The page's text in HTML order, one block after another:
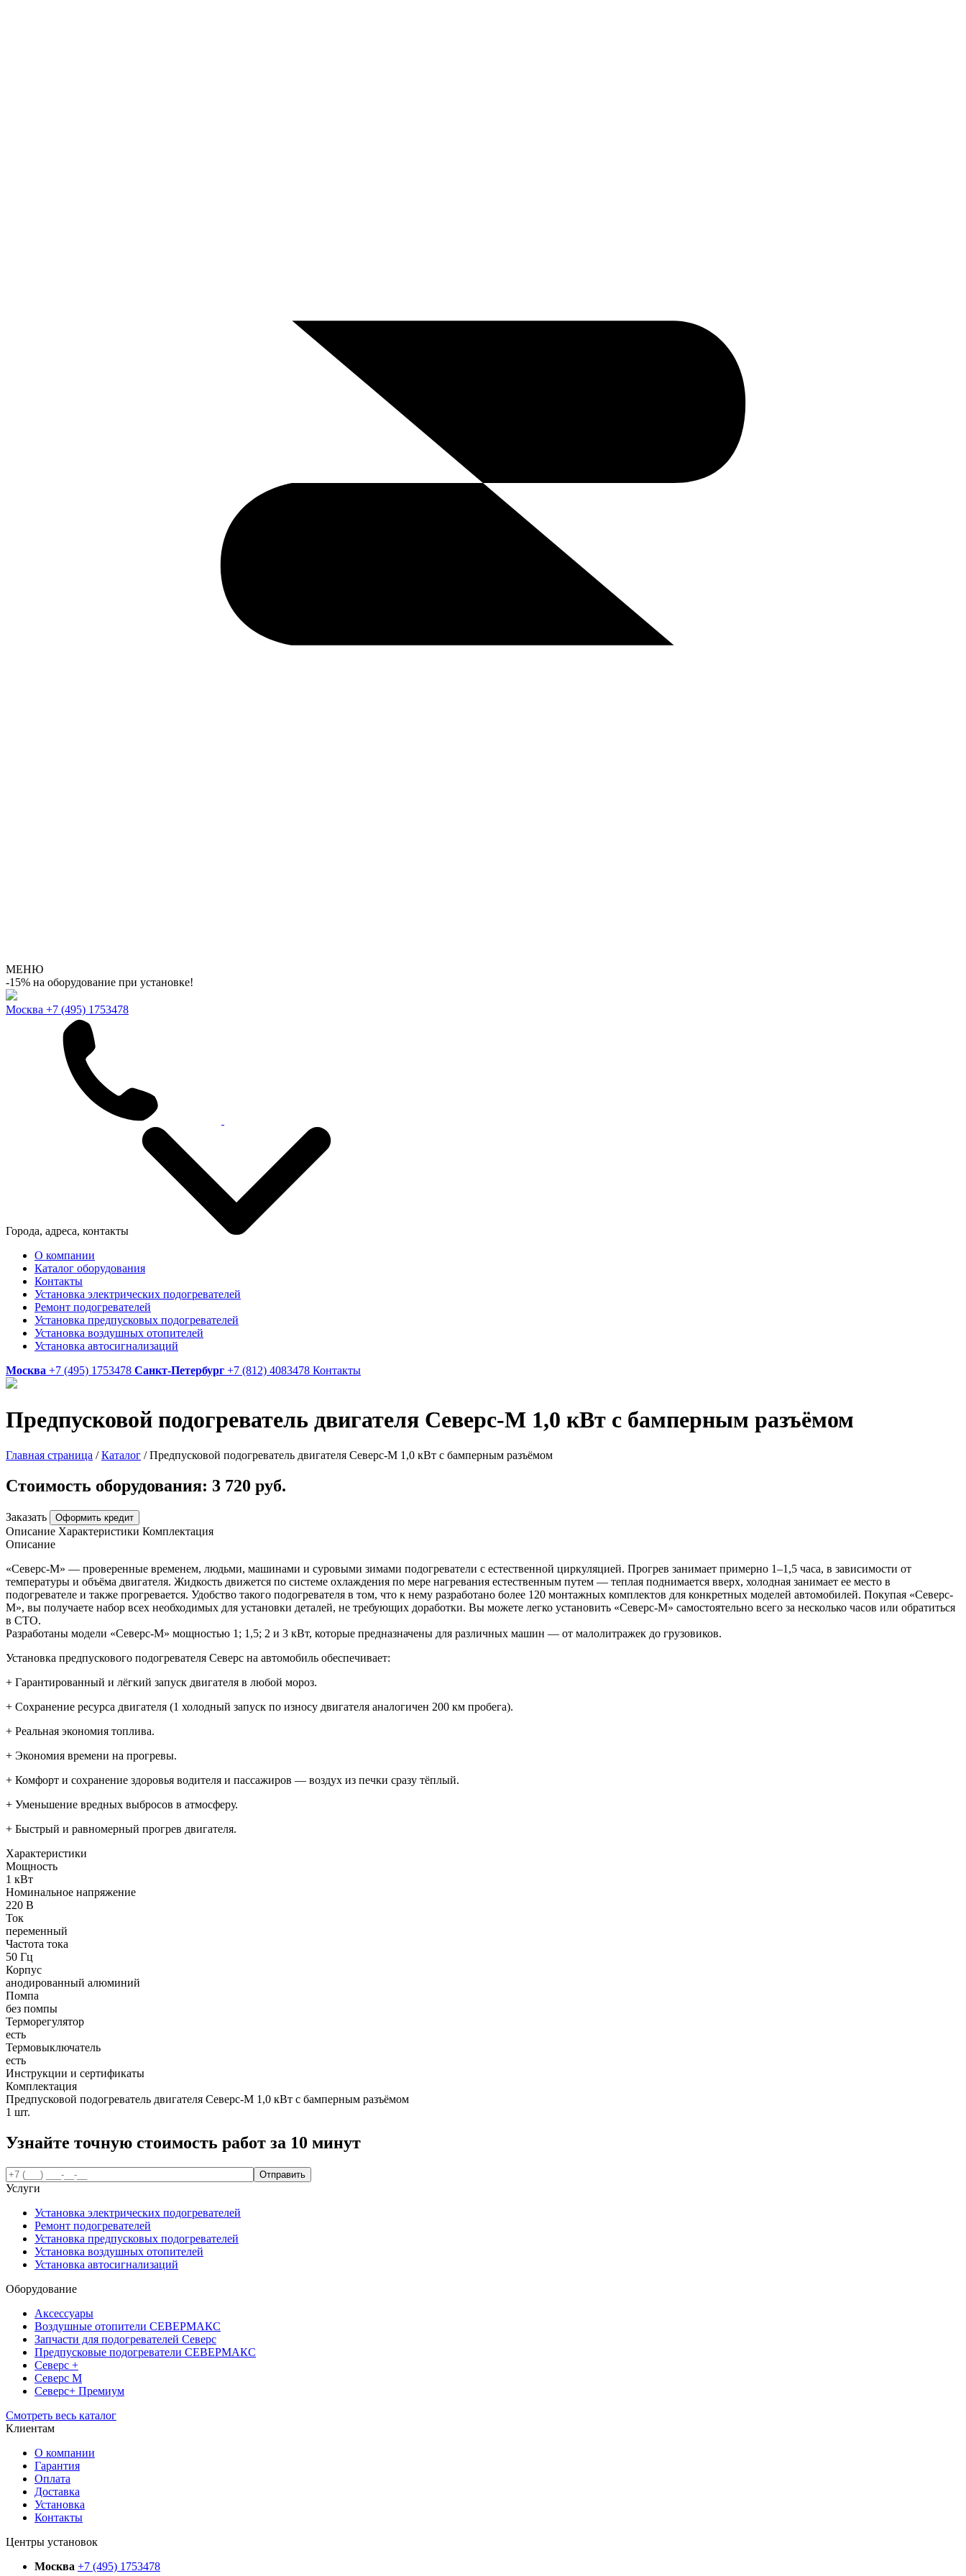
МЕНЮ
-15% на оборудование при установке!
Москва +7 (495) 1753478
Города, адреса, контакты
О компании
Каталог оборудования
Контакты
Установка электрических подогревателей
Ремонт подогревателей
Установка предпусковых подогревателей
Установка воздушных отопителей
Установка автосигнализаций
Москва +7 (495) 1753478 Санкт-Петербург +7 (812) 4083478 Контакты
Предпусковой подогреватель двигателя Северс-М 1,0 кВт с бамперным разъёмом
Главная страница / Каталог / Предпусковой подогреватель двигателя Северс-М 1,0 кВт с бамперным разъёмом
Стоимость оборудования: 3 720 руб.
Заказать Оформить кредит
Описание Характеристики Комплектация
Описание
«Северс-М» — проверенные временем, людьми, машинами и суровыми зимами подогреватели с естественной циркуляцией. Прогрев занимает примерно 1–1,5 часа, в зависимости от
температуры и объёма двигателя. Жидкость движется по системе охлаждения по мере нагревания естественным путем — теплая поднимается вверх, холодная занимает ее место в
подогревателе и также прогревается. Удобство такого подогревателя в том, что к нему разработано более 120 монтажных комплектов для конкретных моделей автомобилей. Покупая «Северс-
М», вы получаете набор всех необходимых для установки деталей, не требующих доработки. Вы можете легко установить «Северс-М» самостоятельно всего за несколько часов или обратиться
в СТО.
Разработаны модели «Северс-М» мощностью 1; 1,5; 2 и 3 кВт, которые предназначены для различных машин — от малолитражек до грузовиков.
Установка предпускового подогревателя Северс на автомобиль обеспечивает:
+ Гарантированный и лёгкий запуск двигателя в любой мороз.
+ Сохранение ресурса двигателя (1 холодный запуск по износу двигателя аналогичен 200 км пробега).
+ Реальная экономия топлива.
+ Экономия времени на прогревы.
+ Комфорт и сохранение здоровья водителя и пассажиров — воздух из печки сразу тёплый.
+ Уменьшение вредных выбросов в атмосферу.
+ Быстрый и равномерный прогрев двигателя.
Характеристики
Мощность
1 кВт
Номинальное напряжение
220 В
Ток
переменный
Частота тока
50 Гц
Корпус
анодированный алюминий
Помпа
без помпы
Терморегулятор
есть
Термовыключатель
есть
Инструкции и сертификаты
Комплектация
Предпусковой подогреватель двигателя Северс-М 1,0 кВт с бамперным разъёмом
1 шт.
Узнайте точную стоимость работ за 10 минут
Услуги
Установка электрических подогревателей
Ремонт подогревателей
Установка предпусковых подогревателей
Установка воздушных отопителей
Установка автосигнализаций
Оборудование
Аксессуары
Воздушные отопители СЕВЕРМАКС
Запчасти для подогревателей Северс
Предпусковые подогреватели СЕВЕРМАКС
Северс +
Северс М
Северс+ Премиум
Смотреть весь каталог
Клиентам
О компании
Гарантия
Оплата
Доставка
Установка
Контакты
Центры установок
Москва +7 (495) 1753478